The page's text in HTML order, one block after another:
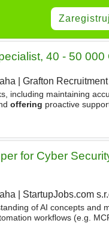
40 - 50 000
| Grafton Recruitment
including maintaining
offering proactive
for Cyber
| StartupJobs.com
of AI concepts and
workflows (e.g.